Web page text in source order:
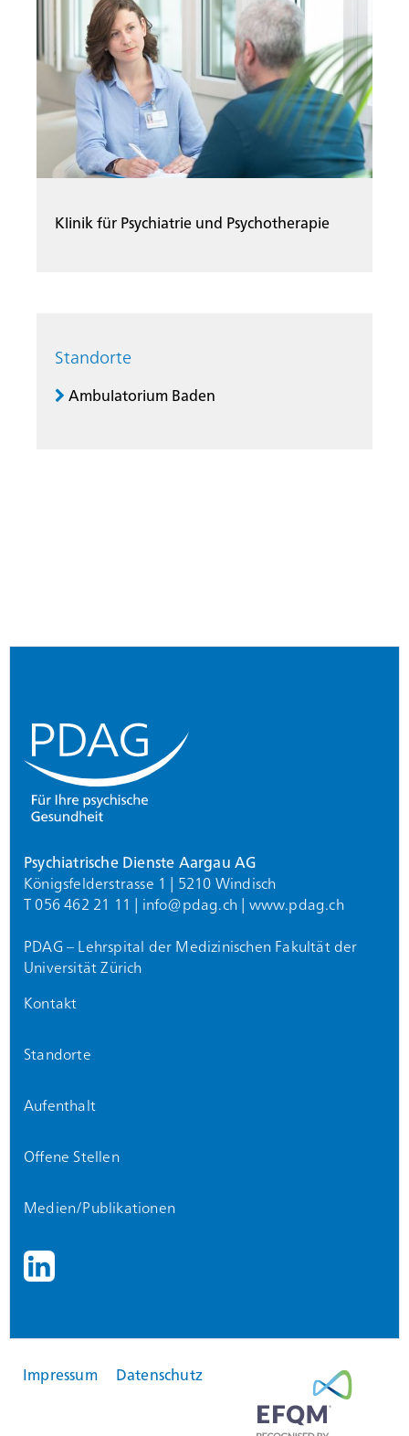
Klinik für Psychiatrie und Psychotherapie
Standorte
Ambulatorium Baden
Psychiatrische Dienste Aargau AG
Königsfelderstrasse 1 | 5210 Windisch
T 056 462 21 11 | info@pdag.ch www.pdag.ch
PDAG – Lehrspital der Medizinischen Fakultät der
Universität Zürich
Kontakt
Standorte
Aufenthalt
Offene Stellen
Medien/Publikationen
Impressum Datenschutz